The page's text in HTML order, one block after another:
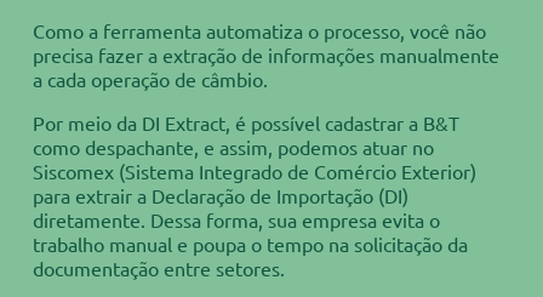
Como a ferramenta automatiza o processo, você não
precisa fazer a extração de informações manualmente
a cada operação de câmbio.
Por meio da DI Extract, é possível cadastrar a B&T
como despachante, e assim, podemos atuar no
Siscomex (Sistema Integrado de Comércio Exterior)
para extrair a Declaração de Importação (DI)
diretamente. Dessa forma, sua empresa evita o
trabalho manual e poupa o tempo na solicitação da
documentação entre setores.